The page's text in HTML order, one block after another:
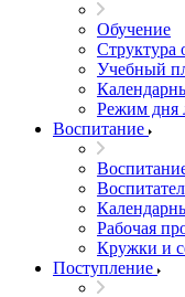
Обучение
Структура
Учебный
Режим дня
Воспитание
Рабочая
Кружки и
Поступление